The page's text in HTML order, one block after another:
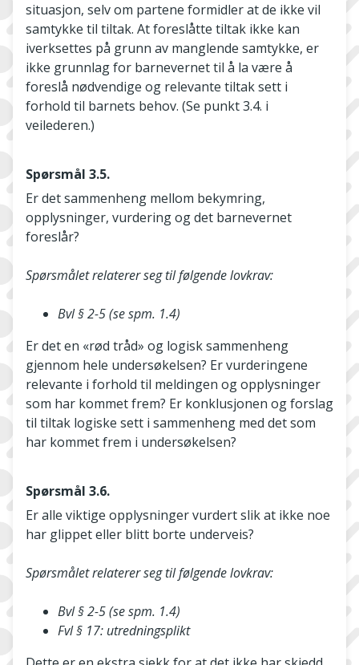
situasjon, selv om partene formidler at de ikke vil
samtykke til tiltak. At foreslåtte tiltak ikke kan
iverksettes på grunn av manglende samtykke, er
ikke grunnlag for barnevernet til å la være å
foreslå nødvendige og relevante tiltak sett i
forhold til barnets behov. (Se punkt 3.4. i
veilederen.)
Spørsmål 3.5.
Er det sammenheng mellom bekymring,
opplysninger, vurdering og det barnevernet
foreslår?
Spørsmålet relaterer seg til følgende lovkrav:
Bvl § 2-5 (se spm. 1.4)
Er det en «rød tråd» og logisk sammenheng
gjennom hele undersøkelsen? Er vurderingene
relevante i forhold til meldingen og opplysninger
som har kommet frem? Er konklusjonen og forslag
til tiltak logiske sett i sammenheng med det som
har kommet frem i undersøkelsen?
Spørsmål 3.6.
Er alle viktige opplysninger vurdert slik at ikke noe
har glippet eller blitt borte underveis?
Spørsmålet relaterer seg til følgende lovkrav:
Bvl § 2-5 (se spm. 1.4)
Fvl § 17: utredningsplikt